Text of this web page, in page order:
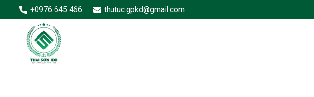
+0976 645 466 thutuc.gpkd@gmail.com